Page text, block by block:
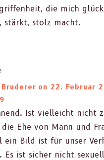
die mich
stärkt, stolz macht.
Bruderer on 22. Februar
Ist vielle­icht nicht
die Ehe von Mann und
ein Bild ist für unser
Es ist sich­er nicht